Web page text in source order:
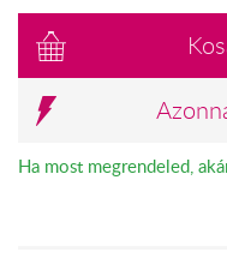
Ha most megrendeled,